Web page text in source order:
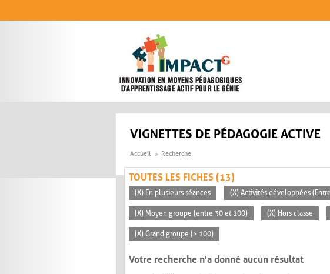
VIGNETTES DE PÉDAGOGIE ACTIVE
Accueil Recherche
TOUTES LES FICHES (13)
(X) En plusieurs séances (X) Activités développées
(X) Moyen groupe (entre 30 et 100) (X) Hors classe
(X) Grand groupe (> 100)
Votre recherche n'a donné aucun résultat